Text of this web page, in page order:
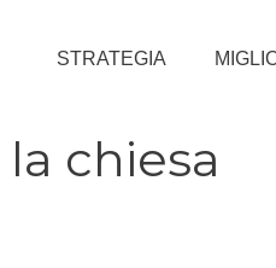
STRATEGIA
chiesa